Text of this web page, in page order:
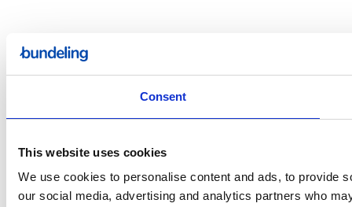
Consent
This website uses cookies
We use cookies to personalise content and ads, to provide
our social media, advertising and analytics partners who